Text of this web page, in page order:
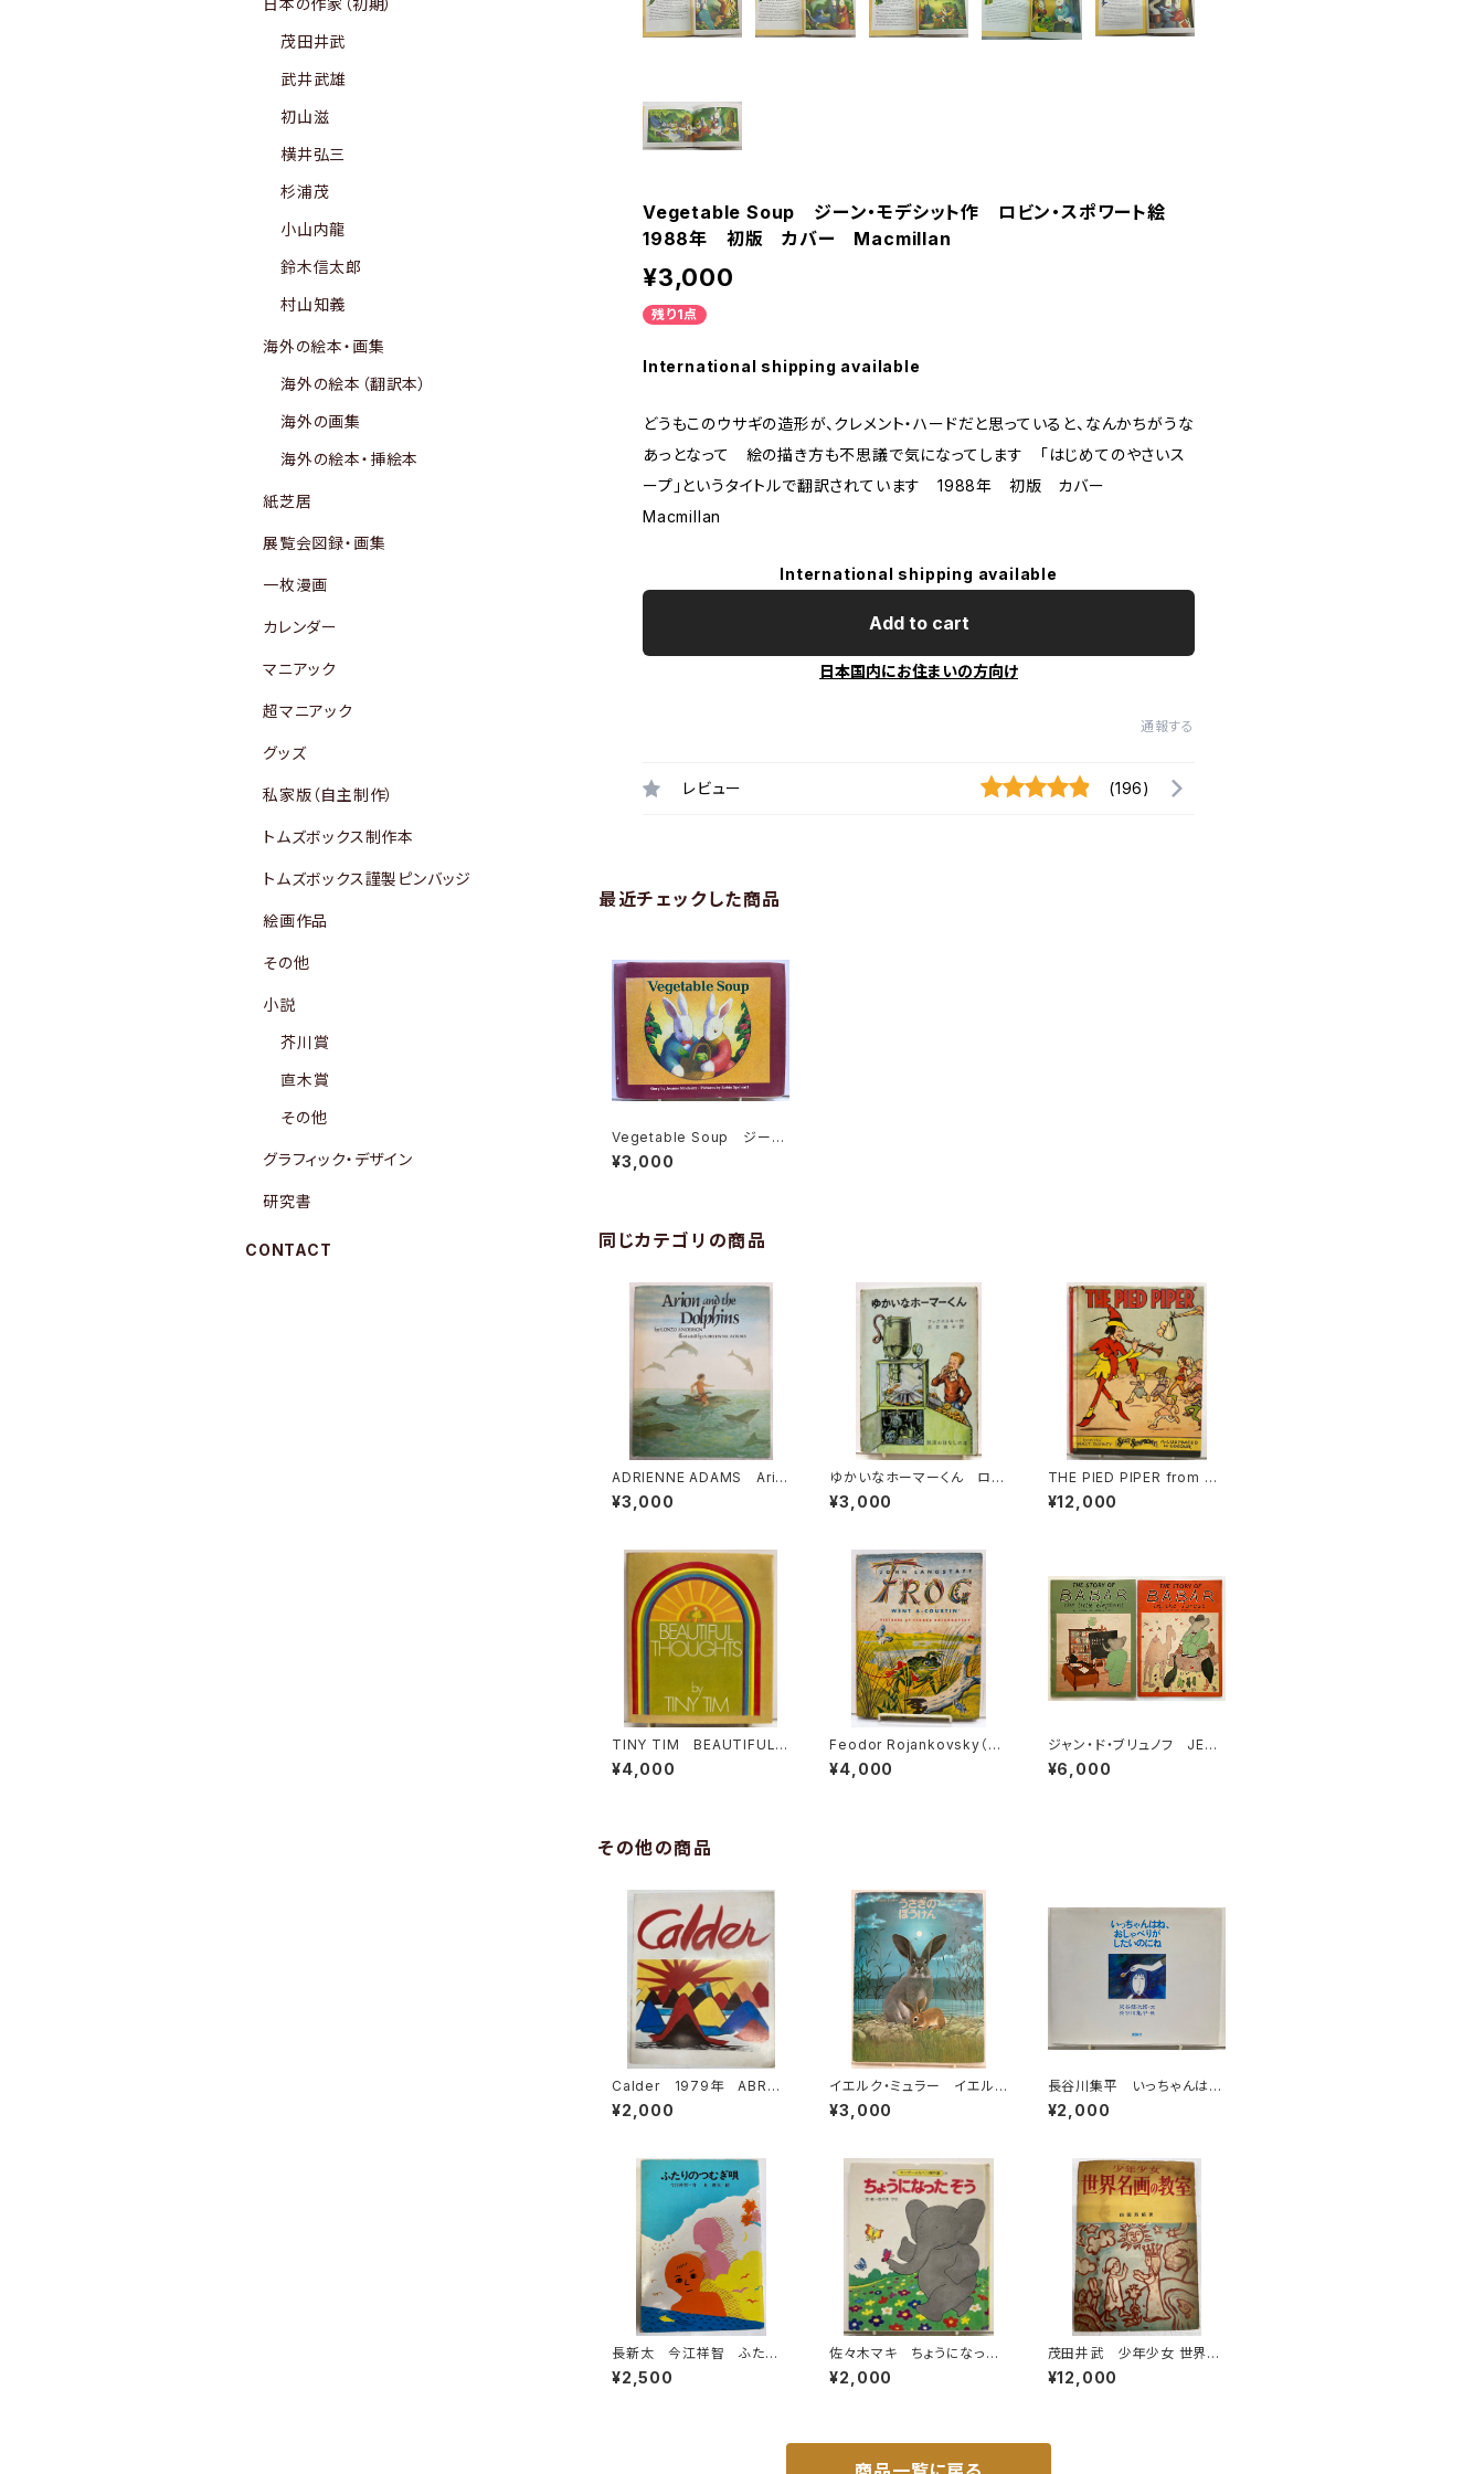
Vegetable Soup ジーン・モデシット作 ロビン・スポワート絵
1988年 初版 カバー Macmillan
¥3,000
残り1点
International shipping available
どうもこのウサギの造形が、クレメント・ハードだと思っていると、なんかちがうな
あっとなって 絵の描き方も不思議で気になってします 「はじめてのやさいス
ープ」というタイトルで翻訳されています 1988年 初版 カバー
Macmillan
International shipping available
Add to cart
日本国内にお住まいの方向け
通報する
レビュー (196)
最近チェックした商品
Vegetable Soup ジー
ン・モデシット作 ロビン・ス
ポワート絵 1988年 初
¥3,000
同じカテゴリの商品
ADRIENNE ADAMS Ario
n and the Dolphins LO
NZO ANDERSON 1978
¥3,000
ゆかいなホーマーくん ロバ
ート・マックロスキー 訳 石
井桃子 1965年 初版
¥3,000
THE PIED PIPER from W
ALT DISNEY Story and
Illustrations by the Staff
HEAD LTD.
¥12,000
TINY TIM BEAUTIFUL
THOUGHTS Designed
and illustrated by Frozie
¥4,000
Feodor Rojankovsky（ロ
ジャンコフスキー） Frog W
ent A-courtin' John La
¥4,000
ジャン・ド・ブリュノフ JEAN
DE BRUNHOFF THE STO
RY OF BABAR in the fore
¥6,000
その他の商品
Calder 1979年 ABRA
MS
¥2,000
イエルク・ミュラー イエルク
・シュタイナー うさぎのぼう
けん 佐々木元 訳 1978
¥3,000
長谷川集平 いっちゃんは
ね、おしゃべりがしたいのに
ね 灰谷健次郎 1978年初
¥2,000
長新太 今江祥智 ふたり
のつむぎ唄 1976年 初
版 理論社刊
¥2,500
佐々木マキ ちょうになった
ぞう キンダーメルヘン傑作
選11 1981年（昭56） フレ
¥2,000
茂田井武 少年少女 世界名
画の教室 山田邦祐 昭和
26年（1951） 初版 研究社
¥12,000
日本の作家（初期）
茂田井武
武井武雄
初山滋
横井弘三
杉浦茂
小山内龍
鈴木信太郎
村山知義
海外の絵本・画集
海外の絵本（翻訳本）
海外の画集
海外の絵本・挿絵本
紙芝居
展覧会図録・画集
一枚漫画
カレンダー
マニアック
超マニアック
グッズ
私家版（自主制作）
トムズボックス制作本
トムズボックス謹製ピンバッジ
絵画作品
その他
小説
芥川賞
直木賞
その他
グラフィック・デザイン
研究書
CONTACT